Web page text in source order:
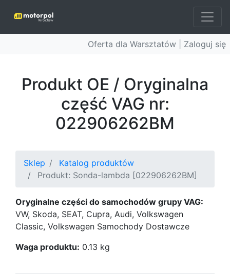
Oferta dla Warsztatów | Zaloguj się
Produkt OE / Oryginalna
część VAG nr:
022906262BM
Sklep
Katalog produktów
Produkt: Sonda-lambda [022906262BM]
Oryginalne części do samochodów grupy VAG:
VW, Skoda, SEAT, Cupra, Audi, Volkswagen
Classic, Volkswagen Samochody Dostawcze
Waga produktu: 0.13 kg